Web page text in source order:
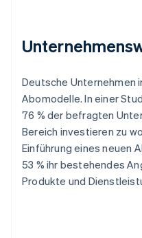
Deutsche Unternehmen
Abomodelle. In einer
76 % der befragten
Bereich investieren zu
Einführung eines neuen
53 % ihr bestehendes
Produkte und